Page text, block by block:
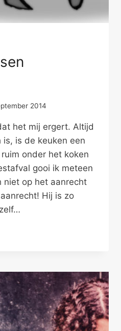
2014
het mij ergert. Altijd
is, is de keuken een
onder het koken
gooi ik meteen
niet op het aanrecht
Hij is zo